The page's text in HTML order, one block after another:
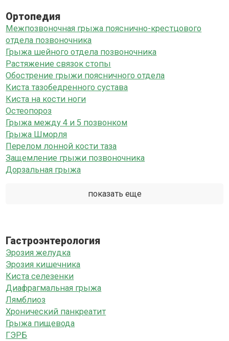
Ортопедия
Межпозвоночная грыжа пояснично-крестцового
отдела позвоночника
Грыжа шейного отдела позвоночника
Растяжение связок стопы
Обострение грыжи поясничного отдела
Киста тазобедренного сустава
Киста на кости ноги
Остеопороз
Грыжа между 4 и 5 позвонком
Грыжа Шморля
Перелом лонной кости таза
Защемление грыжи позвоночника
Дорзальная грыжа
показать еще
Гастроэнтерология
Эрозия желудка
Эрозия кишечника
Киста селезенки
Диафрагмальная грыжа
Лямблиоз
Хронический панкреатит
Грыжа пищевода
ГЭРБ